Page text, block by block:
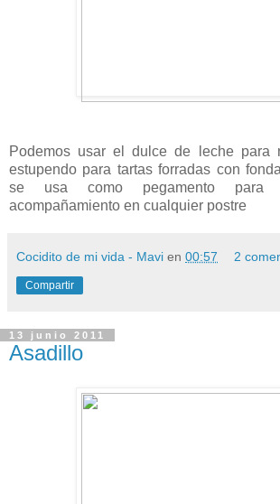
Podemos usar el dulce de leche para
estupendo para tartas forradas con
se usa como pegamento
acompañamiento en cualquier postre
Cocidito de mi vida - Mavi en 00:57 2
Compartir
13 junio 2011
Asadillo